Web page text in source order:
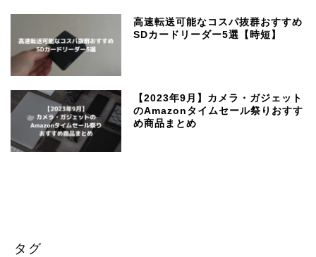
高速転送可能なコスパ抜群おすすめ
SDカードリーダー5選【時短】
【2023年9月】カメラ・ガジェット
のAmazonタイムセール祭りおすす
め商品まとめ
タグ